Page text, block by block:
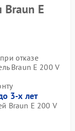
Braun E
отказе
Braun E 200 V
3-х лет
Braun E 200 V